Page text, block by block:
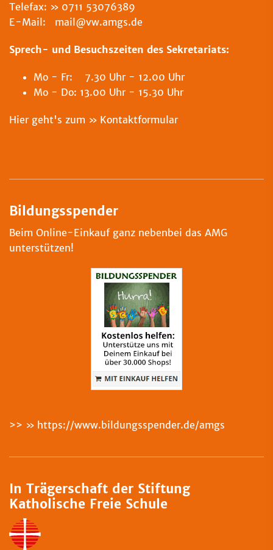
Telefax:
0711 53076389
E-Mail: mail@vw.amgs.de
Sprech- und Besuchszeiten des Sekretariats:
Mo - Fr: 7.30 Uhr - 12.00 Uhr
Mo - Do: 13.00 Uhr - 15.30 Uhr
Hier geht's zum Kontaktformular
Bildungsspender
Beim Online-Einkauf ganz nebenbei das AMG
unterstützen!
>> https://www.bildungsspender.de/amgs
In Trägerschaft der Stiftung
Katholische Freie Schule